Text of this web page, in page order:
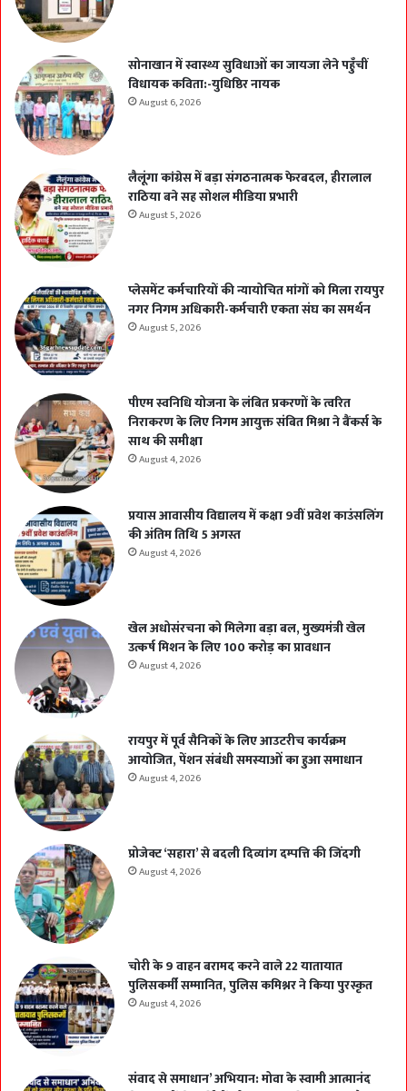
सोनाखान में स्वास्थ्य सुविधाओं का जायजा लेने पहुँचीं
विधायक कविता:-युधिष्ठिर नायक
August 6, 2026
लैलूंगा कांग्रेस में बड़ा संगठनात्मक फेरबदल, हीरालाल
राठिया बने सह सोशल मीडिया प्रभारी
August 5, 2026
प्लेसमेंट कर्मचारियों की न्यायोचित मांगों को मिला रायपुर
नगर निगम अधिकारी-कर्मचारी एकता संघ का समर्थन
August 5, 2026
पीएम स्वनिधि योजना के लंबित प्रकरणों के त्वरित
निराकरण के लिए निगम आयुक्त संबित मिश्रा ने बैंकर्स के
साथ की समीक्षा
August 4, 2026
प्रयास आवासीय विद्यालय में कक्षा 9वीं प्रवेश काउंसलिंग
की अंतिम तिथि 5 अगस्त
August 4, 2026
खेल अधोसंरचना को मिलेगा बड़ा बल, मुख्यमंत्री खेल
उत्कर्ष मिशन के लिए 100 करोड़ का प्रावधान
August 4, 2026
रायपुर में पूर्व सैनिकों के लिए आउटरीच कार्यक्रम
आयोजित, पेंशन संबंधी समस्याओं का हुआ समाधान
August 4, 2026
प्रोजेक्ट ‘सहारा’ से बदली दिव्यांग दम्पत्ति की जिंदगी
August 4, 2026
चोरी के 9 वाहन बरामद करने वाले 22 यातायात
पुलिसकर्मी सम्मानित, पुलिस कमिश्नर ने किया पुरस्कृत
August 4, 2026
संवाद से समाधान’ अभियान: मोवा के स्वामी आत्मानंद